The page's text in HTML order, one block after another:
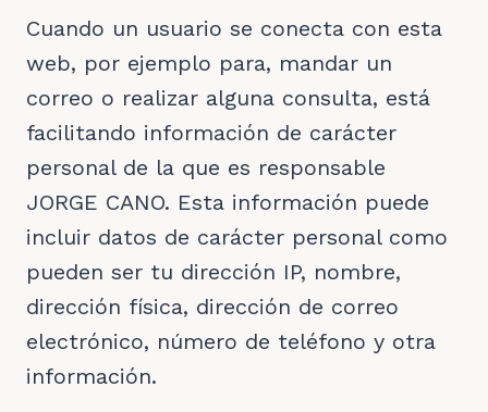
Cuando un usuario se conecta con esta
web, por ejemplo para, mandar un
correo o realizar alguna consulta, está
facilitando información de carácter
personal de la que es responsable
JORGE CANO. Esta información puede
incluir datos de carácter personal como
pueden ser tu dirección IP, nombre,
dirección física, dirección de correo
electrónico, número de teléfono y otra
información.